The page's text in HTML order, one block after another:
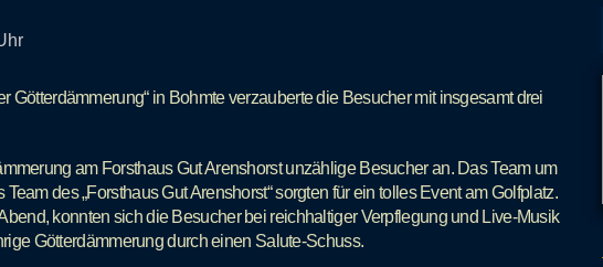
Götterdämmerung“ in Bohmte verzauberte die Besucher mit insgesamt drei
am Forsthaus Gut Arenshorst unzählige Besucher an. Das Team um
des „Forsthaus Gut Arenshorst“ sorgten für ein tolles Event am Golfplatz.
konnten sich die Besucher bei reichhaltiger Verpflegung und Live-Musik
Götterdämmerung durch einen Salute-Schuss.